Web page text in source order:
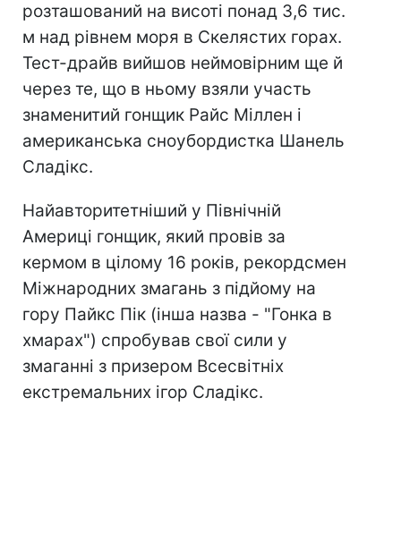
розташований на висоті понад 3,6 тис.
м над рівнем моря в Скелястих горах.
Тест-драйв вийшов неймовірним ще й
через те, що в ньому взяли участь
знаменитий гонщик Райс Міллен і
американська сноубордистка Шанель
Сладікс.
Найавторитетніший у Північній
Америці гонщик, який провів за
кермом в цілому 16 років, рекордсмен
Міжнародних змагань з підйому на
гору Пайкс Пік (інша назва - "Гонка в
хмарах") спробував свої сили у
змаганні з призером Всесвітніх
екстремальних ігор Сладікс.